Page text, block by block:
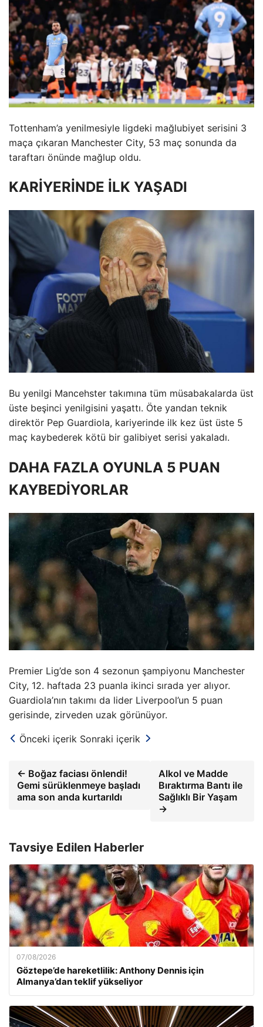
Tottenham’a yenilmesiyle ligdeki mağlubiyet serisini 3
maça çıkaran Manchester City, 53 maç sonunda da
taraftarı önünde mağlup oldu.
KARİYERİNDE İLK YAŞADI
Bu yenilgi Mancehster takımına tüm müsabakalarda üst
üste beşinci yenilgisini yaşattı. Öte yandan teknik
direktör Pep Guardiola, kariyerinde ilk kez üst üste 5
maç kaybederek kötü bir galibiyet serisi yakaladı.
DAHA FAZLA OYUNLA 5 PUAN
KAYBEDİYORLAR
Premier Lig’de son 4 sezonun şampiyonu Manchester
City, 12. haftada 23 puanla ikinci sırada yer alıyor.
Guardiola’nın takımı da lider Liverpool’un 5 puan
gerisinde, zirveden uzak görünüyor.
Önceki içerik Sonraki içerik
← Boğaz faciası önlendi!
Gemi sürüklenmeye başladı
ama son anda kurtarıldı
Alkol ve Madde
Bıraktırma Bantı ile
Sağlıklı Bir Yaşam
→
Tavsiye Edilen Haberler
07/08/2026
Göztepe’de hareketlilik: Anthony Dennis için
Almanya’dan teklif yükseliyor